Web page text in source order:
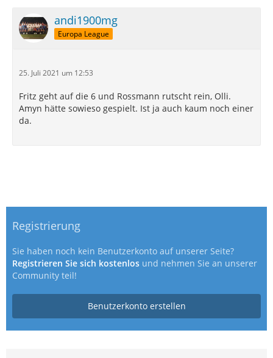
andi1900mg
Europa League
25. Juli 2021 um 12:53
Fritz geht auf die 6 und Rossmann rutscht rein, Olli.
Amyn hätte sowieso gespielt. Ist ja auch kaum noch einer
da.
Registrierung
Sie haben noch kein Benutzerkonto auf unserer Seite?
Registrieren Sie sich kostenlos und nehmen Sie an unserer
Community teil!
Benutzerkonto erstellen